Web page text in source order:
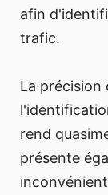
afin
trafic.
La précision
rend
présente